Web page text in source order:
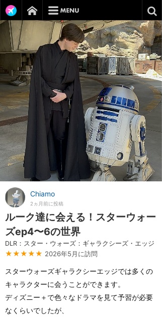
Chiamo
2ヵ月前に投稿
ルーク達に会える！スターウォー
ズep4〜6の世界
DLR：スター・ウォーズ：ギャラクシーズ・エッジ
★★★★★ 2026年5月に訪問
スターウォーズギャラクシーエッジでは多くの
キャラクターに会うことができます。
ディズニー＋で色々なドラマを見て予習が必要
なくらいでしたが、